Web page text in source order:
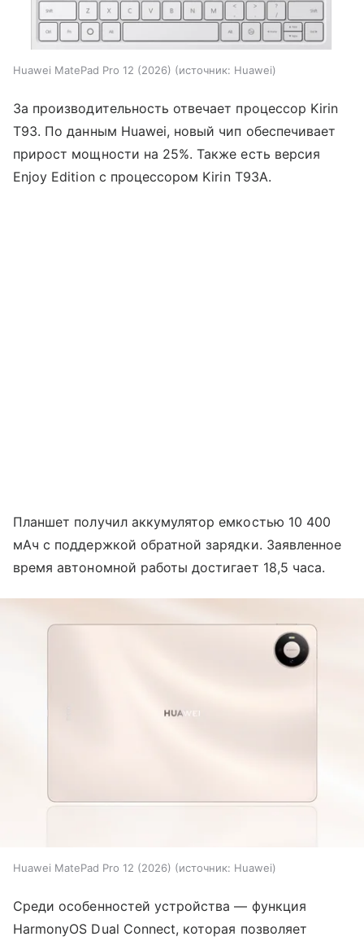
Huawei MatePad Pro 12 (2026) источник: Huawei
За производительность отвечает процессор Kirin
T93. По данным Huawei, новый чип обеспечивает
прирост мощности на 25%. Также есть версия
Enjoy Edition с процессором Kirin T93A.
Планшет получил аккумулятор емкостью 10 400
мАч с поддержкой обратной зарядки. Заявленное
время автономной работы достигает 18,5 часа.
Huawei MatePad Pro 12 (2026) источник: Huawei
Среди особенностей устройства — функция
HarmonyOS Dual Connect, которая позволяет